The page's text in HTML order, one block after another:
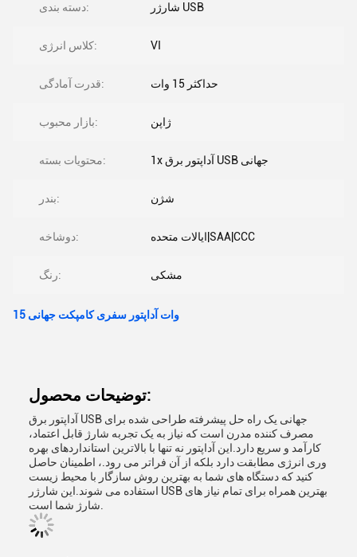
دسته بندی: شارژر USB
کلاس انرژی: VI
قدرت آمادگی: حداکثر 15 وات
بازار محبوب: ژاپن
محتویات بسته: 1x آداپتور برق USB جهانی
بندر: شژن
دوشاخه: ایالات متحده|SAA|CCC
رنگ: مشکی
15 وات آداپتور سفری کامپکت جهانی
توضیحات محصول:
آداپتور برق USB جهانی یک راه حل پیشرفته طراحی شده برای
مصرف کننده مدرن است که نیاز به یک تجربه شارژ قابل اعتماد،
کارآمد و سریع دارد.این آداپتور نه تنها با بالاترین استانداردهای بهره
وری انرژی مطابقت دارد بلکه از آن فراتر می رود.، اطمینان حاصل
کنید که دستگاه های شما به بهترین روش سازگار با محیط زیست
استفاده می شوند.این شارژر USB بهترین همراه برای تمام نیاز های